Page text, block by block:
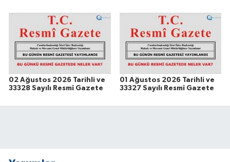
02 Ağustos 2026 Tarihli ve
33328 Sayılı Resmî Gazete
01 Ağustos 2026 Tarihli ve
33327 Sayılı Resmî Gazete